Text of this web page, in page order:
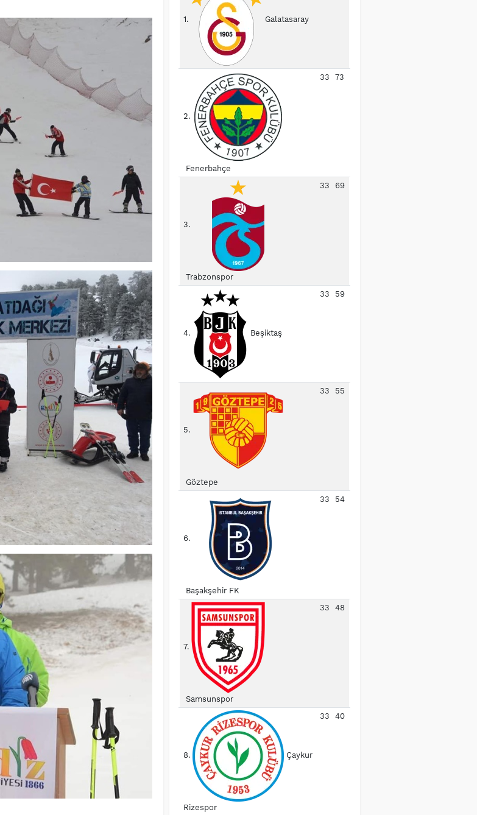
1. Galatasaray
2.
Fenerbahçe
33 73
3.
Trabzonspor
33 69
4. Beşiktaş
33 59
5.
Göztepe
33 55
6.
Başakşehir FK
33 54
7.
Samsunspor
33 48
8. Çaykur
Rizespor
33 40